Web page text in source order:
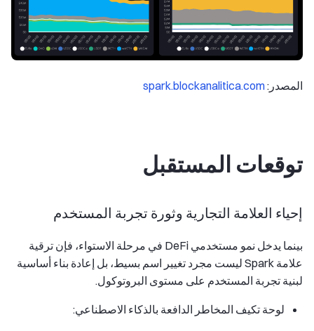
المصدر:spark.blockanalitica.com
توقعات المستقبل
إحياء العلامة التجارية وثورة تجربة المستخدم
بينما يدخل نمو مستخدمي DeFi في مرحلة الاستواء، فإن ترقية
علامة Spark ليست مجرد تغيير اسم بسيط، بل إعادة بناء أساسية
لبنية تجربة المستخدم على مستوى البروتوكول.
لوحة تكيف المخاطر الدافعة بالذكاء الاصطناعي: